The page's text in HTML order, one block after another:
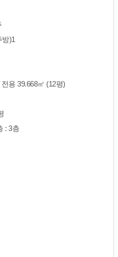
)1
용 39.668㎡ (12평)
: 3층